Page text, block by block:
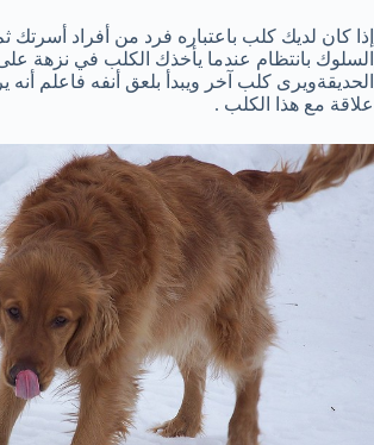
إذا كان لديك كلب باعتباره فرد من أفراد أسرتك
السلوك بانتظام عندما يأخذك الكلب في نزهة على
الحديقةويرى كلب آخر ويبدأ بلعق أنفه فاعلم أنه
علاقة مع هذا الكلب .